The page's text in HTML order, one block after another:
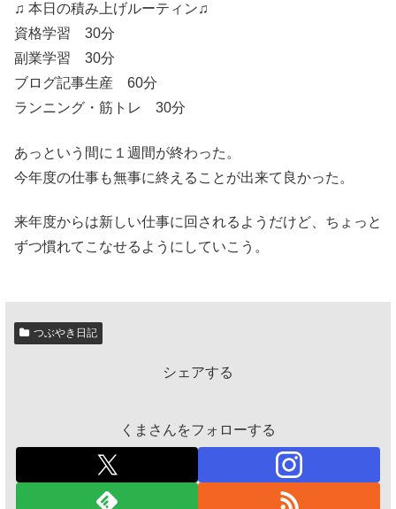
♫ 本日の積み上げルーティン♫
資格学習 30分
副業学習 30分
ブログ記事生産 60分
ランニング・筋トレ 30分
あっという間に１週間が終わった。
今年度の仕事も無事に終えることが出来て良かった。
来年度からは新しい仕事に回されるようだけど、ちょっと
ずつ慣れてこなせるようにしていこう。
つぶやき日記
シェアする
くまさんをフォローする